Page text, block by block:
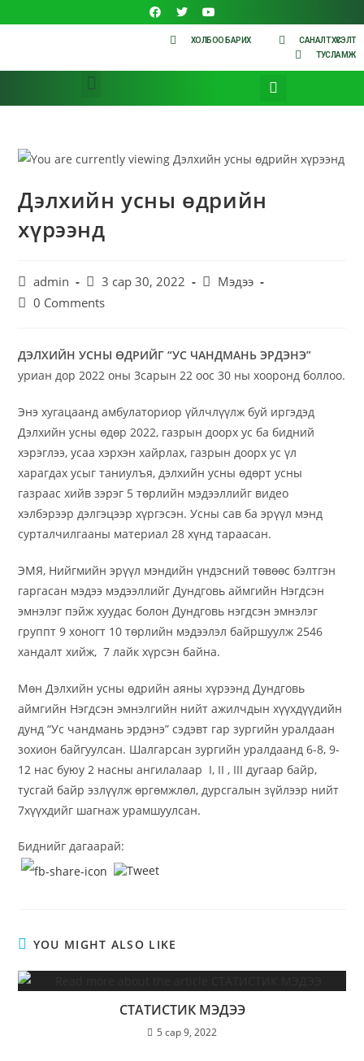
ХОЛБОО БАРИХ
САНАЛТ ХҮСЭЛТ
ТУСЛАМЖ
Дэлхийн усны өдрийн
хүрээнд
admin 3 сар 30, 2022
Мэдээ
0 Comments
ДЭЛХИЙН УСНЫ ӨДРИЙГ “УС ЧАНДМАНЬ ЭРДЭНЭ”
уриан дор 2022 оны 3сарын 22 оос 30 ны хооронд боллоо.
Энэ хугацаанд амбулаториор үйлчлүүлж буй иргэдэд
Дэлхийн усны өдөр 2022, газрын доорх ус ба бидний
хэрэглээ, усаа хэрхэн хайрлах, газрын доорх ус үл
харагдах усыг таниулъя, дэлхийн усны өдөрт усны
газраас хийв зэрэг 5 төрлийн мэдээллийг видео
хэлбэрээр дэлгэцээр хүргэсэн. Усны сав ба эрүүл мэнд
сурталчилгааны материал 28 хүнд тараасан.
ЭМЯ, Нийгмийн эрүүл мэндийн үндэсний төвөөс бэлтгэн
гаргасан мэдээ мэдээллийг Дундговь аймгийн Нэгдсэн
эмнэлэг пэйж хуудас болон Дундговь нэгдсэн эмнэлэг
группт 9 хоногт 10 төрлийн мэдээлэл байршуулж 2546
хандалт хийж, 7 лайк хүрсэн байна.
Мөн Дэлхийн усны өдрийн аяны хүрээнд Дундговь
аймгийн Нэгдсэн эмнэлгийн нийт ажилчдын хүүхдүүдийн
дунд “Ус чандмань эрдэнэ” сэдэвт гар зургийн уралдаан
зохион байгуулсан. Шалгарсан зургийн уралдаанд 6-8, 9-
12 нас буюу 2 насны ангилалаар I, II , III дугаар байр,
тусгай байр эзлүүлж өргөмжлөл, дурсгалын зүйлээр нийт
7хүүхдийг шагнаж урамшуулсан.
Биднийг дагаарай:
YOU MIGHT ALSO LIKE
СТАТИСТИК МЭДЭЭ
5 сар 9, 2022